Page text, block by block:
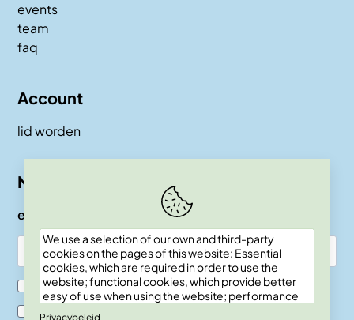
We use a selection of our own and third-party
cookies on the pages of this website: Essential
cookies, which are required in order to use the
website; functional cookies, which provide better
easy of use when using the website; performance
Privacybeleid
events
team
faq
Account
lid worden
Nieuwsbrief
e-mail
Ik ben SKEPP lid
Ik ben geen SKEPP lid